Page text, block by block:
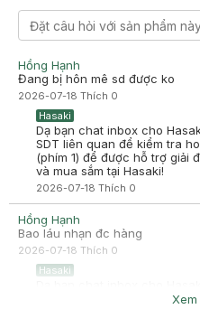
Hồng Hạnh
Đang bị hôn mê sd được ko
2026-07-18 Thích 0
Hasaki
Dạ bạn chat inbox cho
SDT liên quan để kiểm tra
(phím 1) để được hỗ trợ giải
và mua sắm tại Hasaki!
2026-07-18 Thích 0
Hồng Hạnh
Bao láu nhạn đc hàng
2026-07-18 Thích 0
Hasaki
SDT liên quan để kiểm tra